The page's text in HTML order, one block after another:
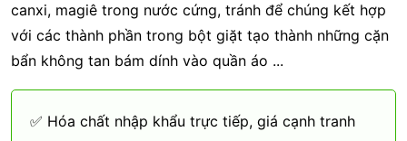
canxi, magiê trong nước cứng, tránh để chúng kết hợp
với các thành phần trong bột giặt tạo thành những cặn
bẩn không tan bám dính vào quần áo ...
✅ Hóa chất nhập khẩu trực tiếp, giá cạnh tranh